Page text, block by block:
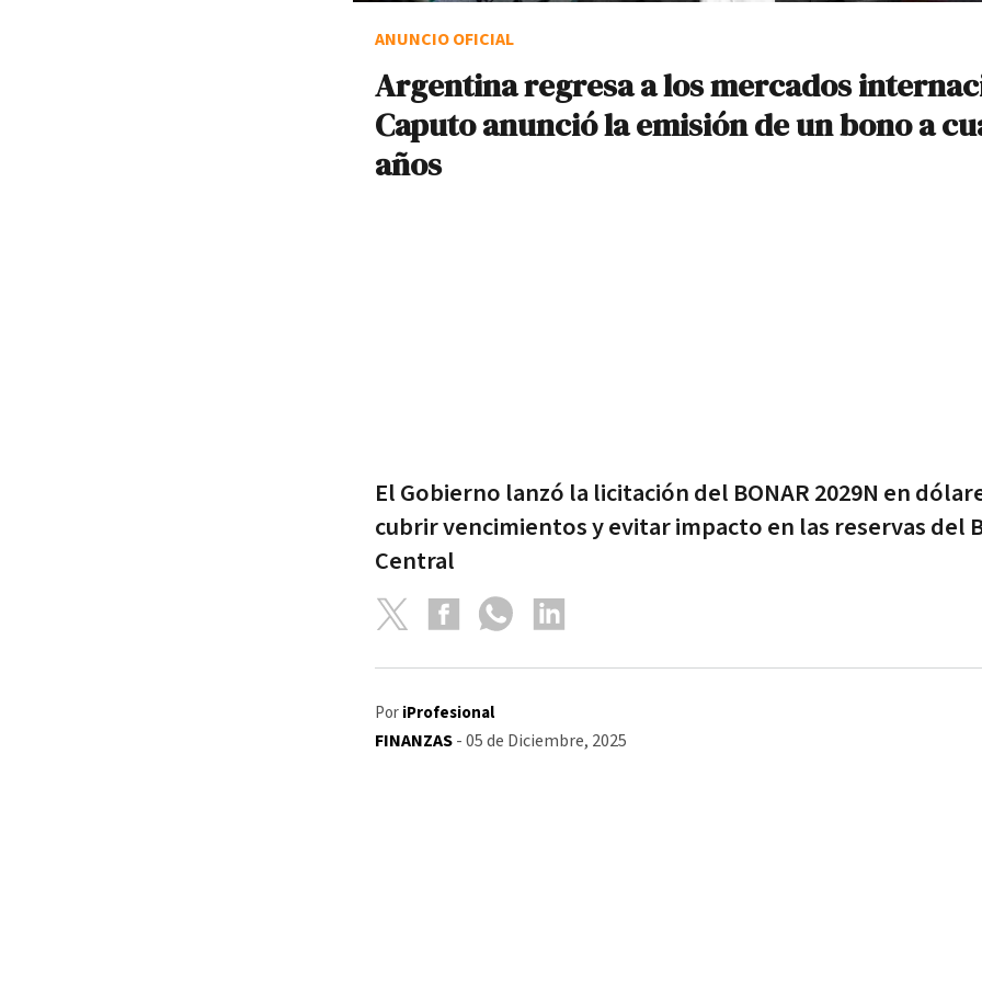
ANUNCIO OFICIAL
Argentina regresa a los mercados
Caputo anunció la emisión de un bono a
años
El Gobierno lanzó la licitación del BONAR 2029N en
cubrir vencimientos y evitar impacto en las reservas del
Central
Por iProfesional
FINANZAS- 05 de Diciembre, 2025